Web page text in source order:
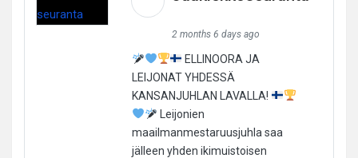
2 months 6 days ago
ELLINOORA JA
LEIJONAT YHDESSÄ
KANSANJUHLAN LAVALLA!
Leijonien
maailmanmestaruusjuhla saa
jälleen yhden ikimuistoisen